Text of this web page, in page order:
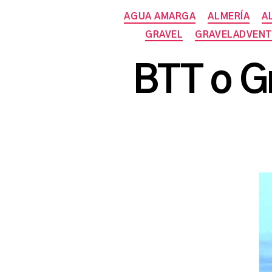
AGUA AMARGA ALMERÍA
GRAVEL
BTT o